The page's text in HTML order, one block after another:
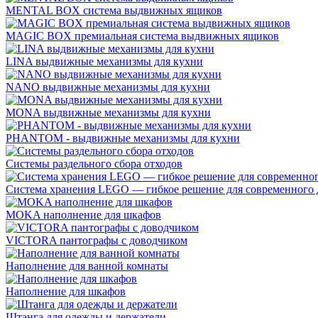
MENTAL BOX система выдвижных ящиков
MAGIC BOX премиальная система выдвижных ящиков
LINA выдвижные механизмы для кухни
NANO выдвижные механизмы для кухни
MONA выдвижные механизмы для кухни
PHANTOM - выдвижные механизмы для кухни
Системы раздельного сбора отходов
Система хранения LEGO — гибкое решение для современного
MOKA наполнение для шкафов
VICTORA пантографы с доводчиком
Наполнение для ванной комнаты
Наполнение для шкафов